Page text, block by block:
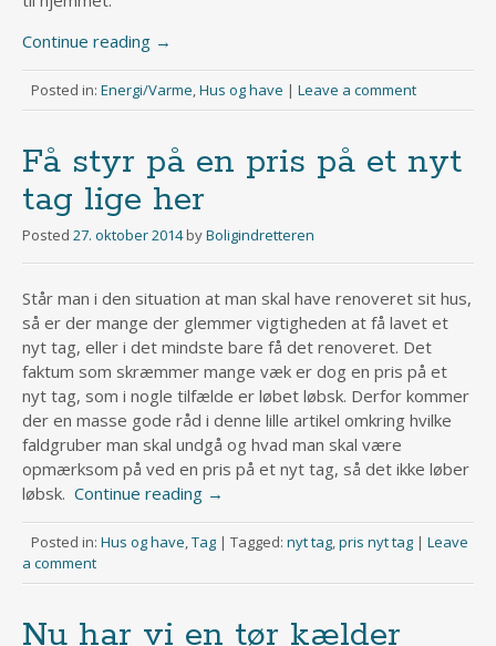
Continue reading →
Posted in: Energi/Varme Hus og have | Leave a comment
Få styr på en pris på et nyt
tag lige her
Posted 27. oktober 2014 byBoligindretteren
Står man i den situation at man skal have renoveret sit hus,
så er der mange der glemmer vigtigheden at få lavet et
nyt tag, eller i det mindste bare få det renoveret. Det
faktum som skræmmer mange væk er dog en pris på et
nyt tag, som i nogle tilfælde er løbet løbsk. Derfor kommer
der en masse gode råd i denne lille artikel omkring hvilke
faldgruber man skal undgå og hvad man skal være
opmærksom på ved en pris på et nyt tag, så det ikke løber
løbsk. Continue reading →
Posted in: Hus og have Tag | Tagged: nyt tag pris nyt tag | Leave
a comment
Nu har vi en tør kælder